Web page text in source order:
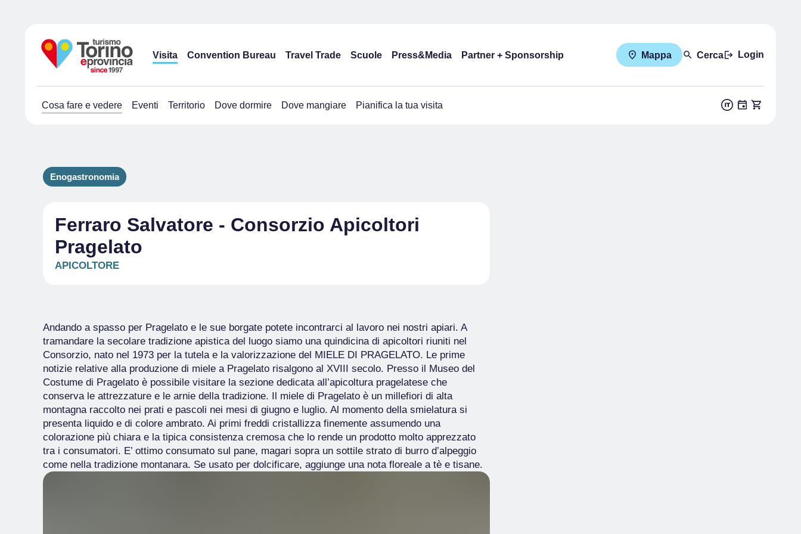
Visita Convention Bureau Travel Trade Scuole Press&Media Partner + Sponsorship Mappa Cerca Login
Cosa fare e vedere Eventi Territorio Dove dormire Dove mangiare Pianifica la tua visita
Enogastronomia
Ferraro Salvatore - Consorzio Apicoltori
Pragelato
APICOLTORE
Andando a spasso per Pragelato e le sue borgate potete incontrarci al lavoro nei nostri apiari. A
tramandare la secolare tradizione apistica del luogo siamo una quindicina di apicoltori riuniti nel
Consorzio, nato nel 1973 per la tutela e la valorizzazione del MIELE DI PRAGELATO. Le prime
notizie relative alla produzione di miele a Pragelato risalgono al XVIII secolo. Presso il Museo del
Costume di Pragelato è possibile visitare la sezione dedicata all’apicoltura pragelatese che
conserva le attrezzature e le arnie della tradizione. Il miele di Pragelato è un millefiori di alta
montagna raccolto nei prati e pascoli nei mesi di giugno e luglio. Al momento della smielatura si
presenta liquido e di colore ambrato. Ai primi freddi cristallizza finemente assumendo una
colorazione più chiara e la tipica consistenza cremosa che lo rende un prodotto molto apprezzato
tra i consumatori. E’ ottimo consumato sul pane, magari sopra un sottile strato di burro d’alpeggio
come nella tradizione montanara. Se usato per dolcificare, aggiunge una nota floreale a tè e tisane.